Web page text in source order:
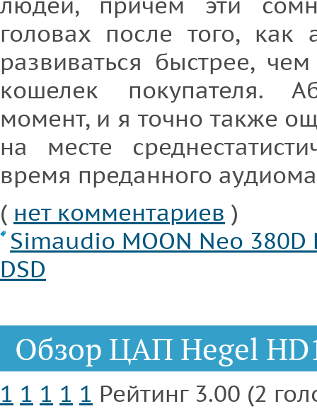
головах после того, как
развиваться быстрее,
кошелек покупателя.
момент, и я точно также
на месте
время преданного
( нет комментариев )
Simaudio MOON Neo 380D
DSD
Обзор ЦАП Hegel
1 1 1 1 1 Рейтинг 3.00 (2